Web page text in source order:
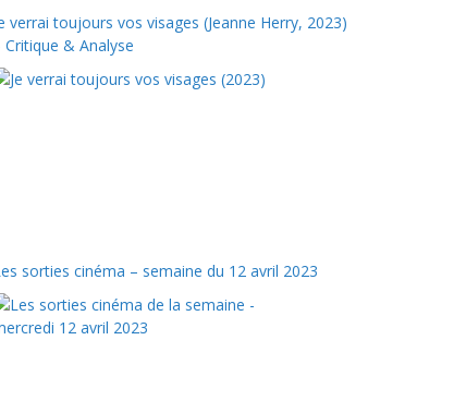
verrai toujours vos visages (Jeanne Herry, 2023)
Critique & Analyse
sorties cinéma – semaine du 12 avril 2023